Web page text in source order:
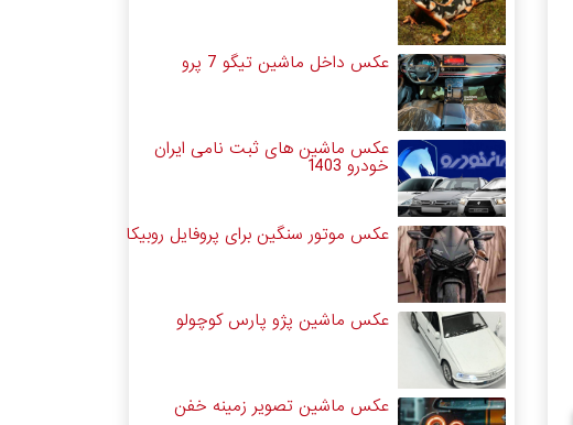
عکس داخل ماشین تیگو 7 پرو
عکس ماشین های ثبت نامی ایران
خودرو 1403
عکس موتور سنگین برای پروفایل روبیکا
عکس ماشین پژو پارس کوچولو
عکس ماشین تصویر زمینه خفن